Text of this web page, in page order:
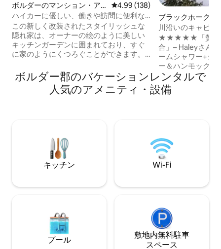
ボルダーのマンション・ア
パート
レビュー138件、5つ星中4.99つ
4.99 (138)
ハイカーに優しい、働きや訪問に便利な
ユニット、カリフォルニア大学近く
この新しく改装されたスタイリッシュな
隠れ家は、オーナーの絵のように美しい
キッチンガーデンに囲まれており、すぐ
に家のようにくつろぐことができます。
スには、キングサイズのベッド、シッテ
ィングエリア、エンターテインメント＆
食事エリア、そして十分なワークスペー
では徒歩数ブロックです。 またはバスに
乗ってボルダーのダウンタウン、フォル
ソムのCUバフス、デンバーを楽しむこと
もできます。 最大宿泊人数3名。レンタル
ブラックホークの
ス
川沿いのキャビン
台、スチームシャ
★★★★★「贅沢
合」– Haleyさん 💦スパバスルーム–スチ
ームシャワー+ジ
ー＆ハンモック –
いだり、木々の中
ろげます – 焚き火
ル、暖炉、床暖房
ト—山の町とアドベ
吸して、大切なも
ょう。♡「保存」
いキャビンでの滞
ボルダー郡のバケーションレンタルで
人気のアメニティ・設備
キッチン Wi-Fi
プール
敷地内無料駐⁠車
ス⁠ペ⁠ー⁠ス